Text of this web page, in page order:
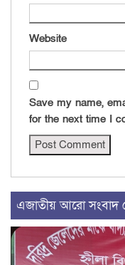
Website
Save my name,
for the next time I
এজাতীয় আরো সংবাদ